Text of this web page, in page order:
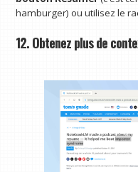
hamburger) ou utilisez le
12. Obtenez plus de